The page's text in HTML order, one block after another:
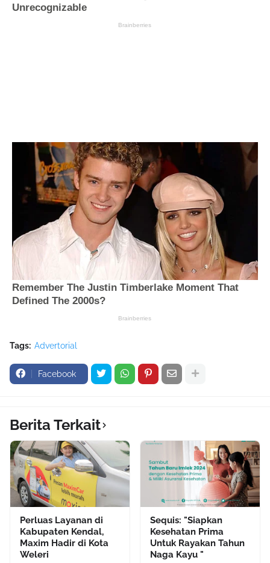
Tags: Advertorial
Facebook
Berita Terkait
Perluas Layanan di
Kabupaten Kendal,
Maxim Hadir di Kota
Weleri
Sequis: "Siapkan
Kesehatan Prima
Untuk Rayakan Tahun
Naga Kayu "